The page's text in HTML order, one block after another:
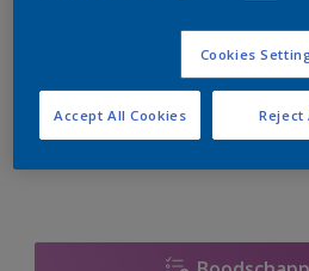
Op dit moment is het niet
te bestellen. Houd de website in
er hard aan om de voorraad aan
Cookies
Reject
Accept All Cookies